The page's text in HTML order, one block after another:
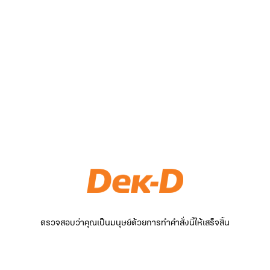
ตรวจสอบว่าคุณเป็นมนุษย์ด้วยการทำคำสั่งนี้ให้เสร็จสิ้น